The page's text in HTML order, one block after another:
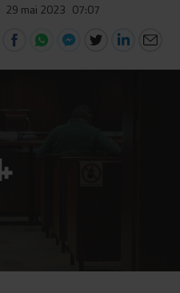
29 mai 2023 07:07